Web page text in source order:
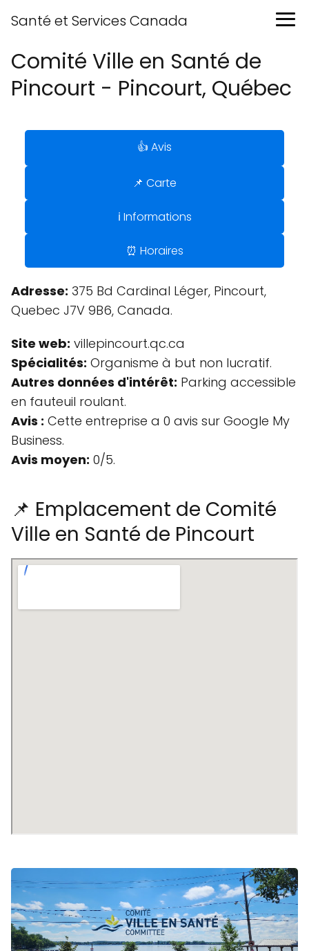
Santé et Services Canada
Comité Ville en Santé de
Pincourt - Pincourt, Québec
👍 Avis
📌 Carte
ℹ️ Informations
⏰ Horaires
Adresse: 375 Bd Cardinal Léger, Pincourt,
Quebec J7V 9B6, Canada.
Site web: villepincourt.qc.ca
Spécialités: Organisme à but non lucratif.
Autres données d'intérêt: Parking accessible
en fauteuil roulant.
Avis : Cette entreprise a 0 avis sur Google My
Business.
Avis moyen: 0/5.
📌 Emplacement de Comité
Ville en Santé de Pincourt